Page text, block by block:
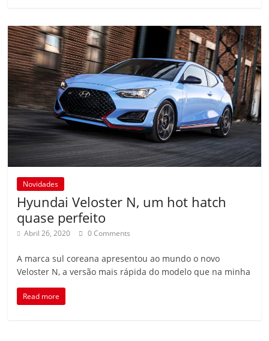
Novidades
Hyundai Veloster N, um hot hatch
quase perfeito
Abril 26, 2020 0 Comments
A marca sul coreana apresentou ao mundo o novo
Veloster N, a versão mais rápida do modelo que na minha
Read more